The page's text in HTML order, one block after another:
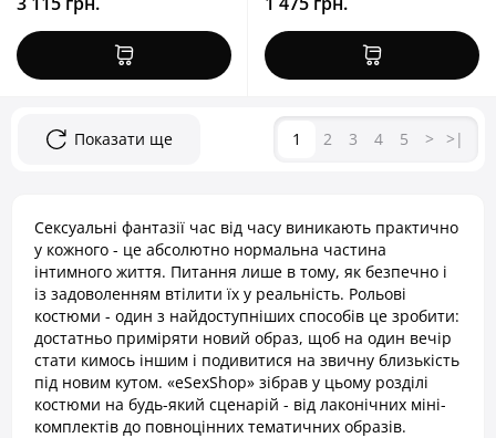
Показати ще 1 2 3 4 5 > >|
Сексуальні фантазії час від часу виникають практично
у кожного - це абсолютно нормальна частина
інтимного життя. Питання лише в тому, як безпечно і
із задоволенням втілити їх у реальність. Рольові
костюми - один з найдоступніших способів це зробити:
достатньо приміряти новий образ, щоб на один вечір
стати кимось іншим і подивитися на звичну близькість
під новим кутом. «eSexShop» зібрав у цьому розділі
костюми на будь-який сценарій - від лаконічних міні-
комплектів до повноцінних тематичних образів.